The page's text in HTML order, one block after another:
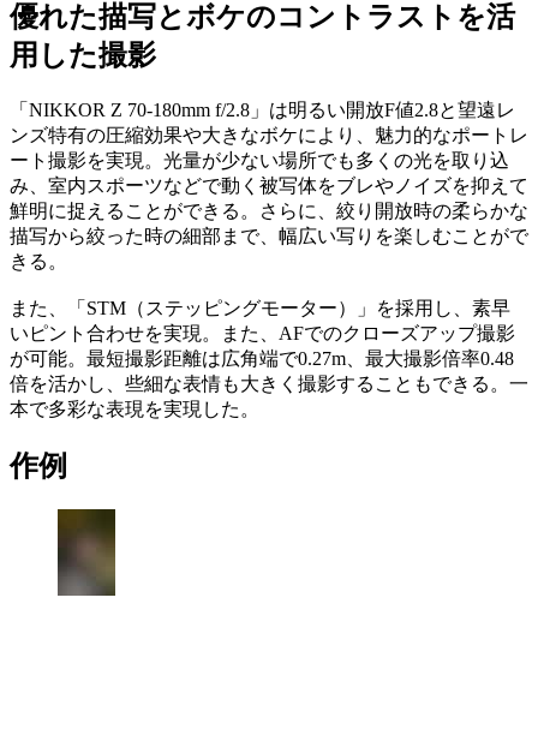
優れた描写とボケのコントラストを活
用した撮影
「NIKKOR Z 70-180mm f/2.8」は明るい開放F値2.8と望遠レ
ンズ特有の圧縮効果や大きなボケにより、魅力的なポートレ
ート撮影を実現。光量が少ない場所でも多くの光を取り込
み、室内スポーツなどで動く被写体をブレやノイズを抑えて
鮮明に捉えることができる。さらに、絞り開放時の柔らかな
描写から絞った時の細部まで、幅広い写りを楽しむことがで
きる。
また、「STM（ステッピングモーター）」を採用し、素早
いピント合わせを実現。また、AFでのクローズアップ撮影
が可能。最短撮影距離は広角端で0.27m、最大撮影倍率0.48
倍を活かし、些細な表情も大きく撮影することもできる。一
本で多彩な表現を実現した。
作例